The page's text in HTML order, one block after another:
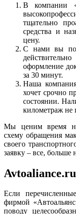
В компании
тщательно
средства и
цену.
С нами вы
оформление
за 30 минут.
Наша
хочет срочно
состоянии.
километраж не
Мы ценим время
схему обращения
своего
заявку – все, больше
Если
фирмой
поводу